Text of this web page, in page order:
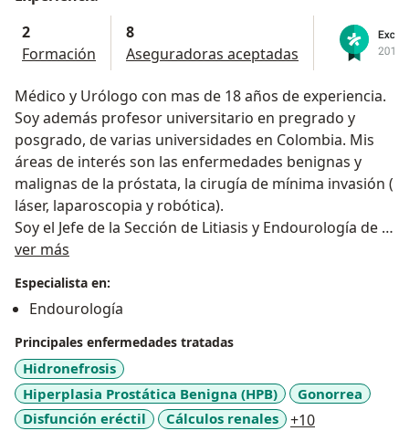
2
Formación
8
Aseguradoras aceptadas
Médico y Urólogo con mas de 18 años de experiencia.
Soy además profesor universitario en pregrado y
posgrado, de varias universidades en Colombia. Mis
áreas de interés son las enfermedades benignas y
malignas de la próstata, la cirugía de mínima invasión (
láser, laparoscopia y robótica).
Soy el Jefe de la Sección de Litiasis y Endourología de la
Fundación Santafé de Bogotá y Director de la misma
Mi principal objetivo es dar una atención eficiente y de
alta calidad, siempre buscando el bienestar y
satisfacción del paciente y su familia.
ver más
Especialista en:
Endourología
Principales enfermedades tratadas
Hidronefrosis
Hiperplasia Prostática Benigna (HPB)
Gonorrea
Disfunción eréctil
Cálculos renales +10